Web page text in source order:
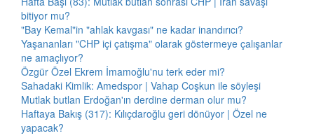
bitiyor mu?
"Bay Kemal"in "ahlak kavgası" ne kadar inandırıcı?
Yaşananları "CHP içi çatışma" olarak göstermeye çalışanlar
ne amaçlıyor?
Özgür Özel Ekrem İmamoğlu'nu terk eder mi?
Sahadaki Kimlik: Amedspor | Vahap Coşkun ile söyleşi
Mutlak butlan Erdoğan'ın derdine derman olur mu?
Haftaya Bakış (317): Kılıçdaroğlu geri dönüyor | Özel ne
yapacak?